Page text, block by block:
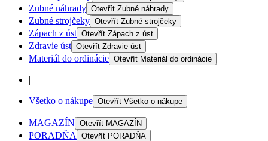
Zubné náhrady Otevřít Zubné náhrady
Zubné strojčeky Otevřít Zubné strojčeky
Zápach z úst Otevřít Zápach z úst
Zdravie úst Otevřít Zdravie úst
Materiál do ordinácie Otevřít Materiál do ordinácie
|
Všetko o nákupe Otevřít Všetko o nákupe
MAGAZÍN Otevřít MAGAZÍN
PORADŇA Otevřít PORADŇA